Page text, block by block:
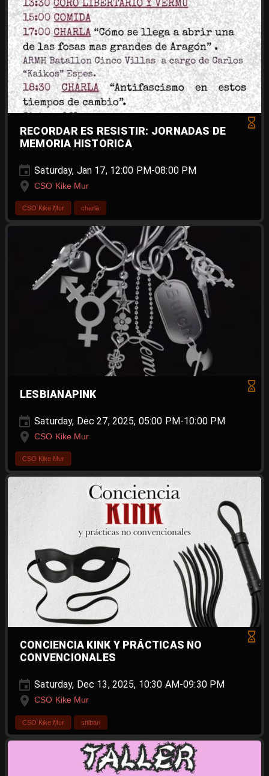
RECORDAR ES RESISTIR: JORNADAS DE
MEMORIA HISTORICA
Saturday, Jan 17, 12:00 PM-08:00 PM
CSO Kike Mur
CSO Kike Mur charla
LESBIANAPINK
Saturday, Dec 27, 2025, 05:00 PM-10:00 PM
CSO Kike Mur
CSO Kike Mur
CONCIENCIA KINK Y PRÁCTICAS NO
CONVENCIONALES
Saturday, Dec 13, 2025, 10:30 AM-09:30 PM
CSO Kike Mur
CSO Kike Mur shibari